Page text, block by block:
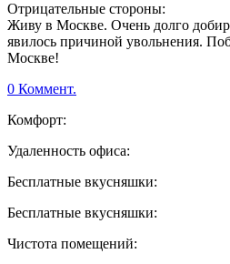
Отрицательные стороны:
Живу в Москве. Очень долго
явилось причиной увольнения.
Москве!
0 Коммент.
Комфорт:
Удаленность офиса:
Бесплатные вкусняшки:
Бесплатные вкусняшки:
Чистота помещений: